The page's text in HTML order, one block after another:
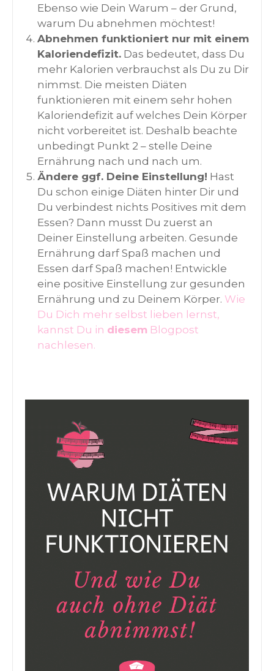
Ebenso wie Dein Warum – der Grund,
warum Du abnehmen möchtest!
Abnehmen funktioniert nur mit einem
Kaloriendefizit. Das bedeutet, dass Du
mehr Kalorien verbrauchst als Du zu Dir
nimmst. Die meisten Diäten
funktionieren mit einem sehr hohen
Kaloriendefizit auf welches Dein Körper
nicht vorbereitet ist. Deshalb beachte
unbedingt Punkt 2 – stelle Deine
Ernährung nach und nach um.
Ändere ggf. Deine Einstellung! Hast
Du schon einige Diäten hinter Dir und
Du verbindest nichts Positives mit dem
Essen? Dann musst Du zuerst an
Deiner Einstellung arbeiten. Gesunde
Ernährung darf Spaß machen und
Essen darf Spaß machen! Entwickle
eine positive Einstellung zur gesunden
Ernährung und zu Deinem Körper. Wie
Du Dich mehr selbst lieben lernst,
kannst Du in diesem Blogpost
nachlesen.